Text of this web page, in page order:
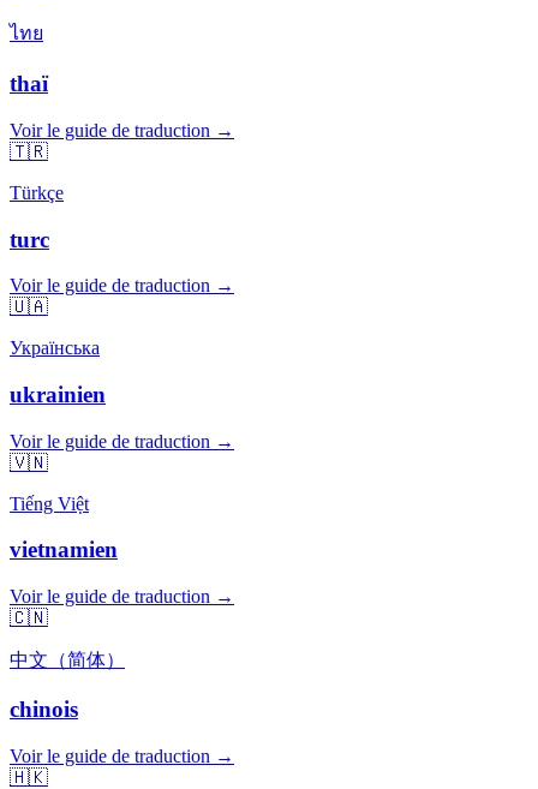
ไทย
thaï
Voir le guide de traduction →
🇹🇷
Türkçe
turc
Voir le guide de traduction →
🇺🇦
Українська
ukrainien
Voir le guide de traduction →
🇻🇳
Tiếng Việt
vietnamien
Voir le guide de traduction →
🇨🇳
中文（简体）
chinois
Voir le guide de traduction →
🇭🇰